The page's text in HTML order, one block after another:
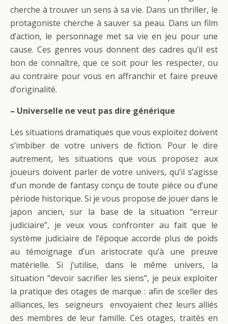
cherche à trouver un sens à sa vie. Dans un thriller, le
protagoniste cherche à sauver sa peau. Dans un film
d’action, le personnage met sa vie en jeu pour une
cause. Ces genres vous donnent des cadres qu’il est
bon de connaître, que ce soit pour les respecter, ou
au contraire pour vous en affranchir et faire preuve
d’originalité.
– Universelle ne veut pas dire générique
Les situations dramatiques que vous exploitez doivent
s’imbiber de votre univers de fiction. Pour le dire
autrement, les situations que vous proposez aux
joueurs doivent parler de votre univers, qu’il s’agisse
d’un monde de fantasy conçu de toute pièce ou d’une
période historique. Si je vous propose de jouer dans le
japon ancien, sur la base de la situation “erreur
judiciaire”, je veux vous confronter au fait que le
système judiciaire de l’époque accorde plus de poids
au témoignage d’un aristocrate qu’à une preuve
matérielle. Si j’utilise, dans le même univers, la
situation “devoir sacrifier les siens”, je peux exploiter
la pratique des otages de marque : afin de sceller des
alliances, les seigneurs envoyaient chez leurs alliés
des membres de leur famille. Ces otages, traités en